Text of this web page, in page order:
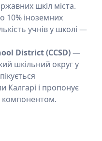
шкіл міста.
10% іноземних
учнів у школі —
District (CCSD)—
шкільний округ у
і пропонує
компонентом.